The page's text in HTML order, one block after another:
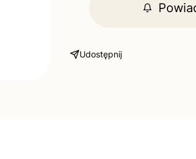
Udostępnij